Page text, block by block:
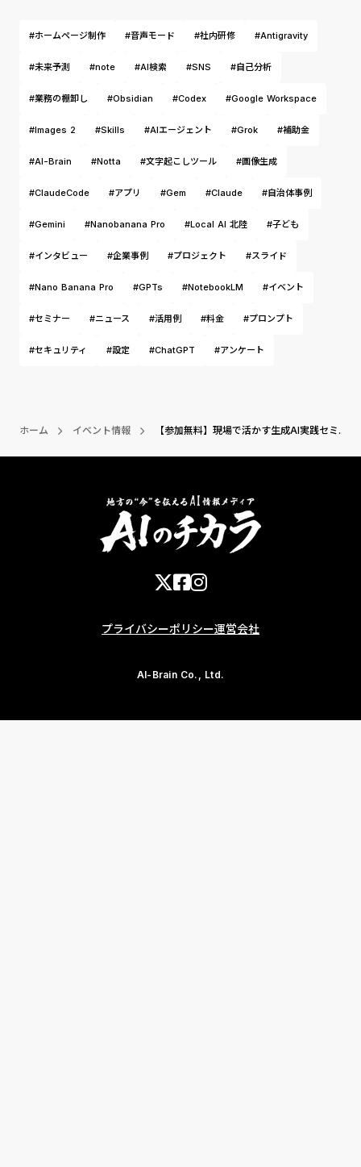
#ホームページ制作 #音声モード #社内研修 #Antigravity
#未来予測 #note #AI検索 #SNS #自己分析
#業務の棚卸し #Obsidian #Codex #Google Workspace
#Images 2 #Skills #AIエージェント #Grok #補助金
#AI-Brain #Notta #文字起こしツール #画像生成
#ClaudeCode #アプリ #Gem #Claude #自治体事例
#Gemini #Nanobanana Pro #Local AI 北陸 #子ども
#インタビュー #企業事例 #プロジェクト #スライド
#Nano Banana Pro #GPTs #NotebookLM #イベント
#セミナー #ニュース #活用例 #料金 #プロンプト
#セキュリティ #設定 #ChatGPT #アンケート
ホーム イベント情報 【参加無料】現場で活かす生成AI実践セミ...
プライバシーポリシー運営会社
AI-Brain Co., Ltd.